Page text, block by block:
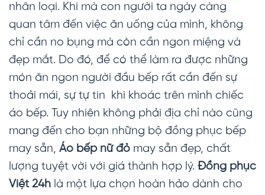
nhân loại. Khi mà con người ta ngày càng
quan tâm đến việc ăn uống của mình, không
chỉ cần no bụng mà còn cần ngon miệng và
đẹp mắt. Do đó, để có thể làm ra được những
món ăn ngon người đầu bếp rất cần đến sự
thoải mái, sự tự tin khi khoác trên mình chiếc
áo bếp. Tuy nhiên không phải địa chỉ nào cũng
mang đến cho bạn những bộ đồng phục bếp
may sẵn, Áo bếp nữ đỏ may sẵn đẹp, chất
lượng tuyệt vời với giá thành hợp lý. Đồng phục
Việt 24h là một lựa chọn hoàn hảo dành cho